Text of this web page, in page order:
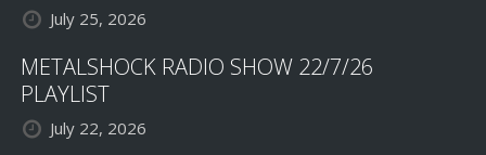
July 25, 2026
METALSHOCK RADIO SHOW 22/7/26
PLAYLIST
July 22, 2026